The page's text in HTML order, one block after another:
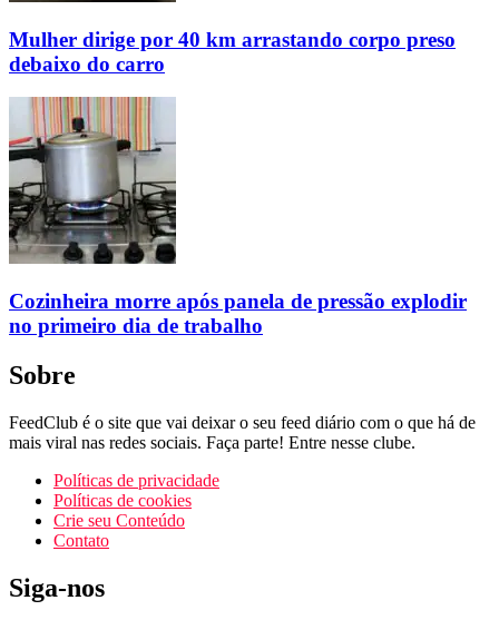
Mulher dirige por 40 km arrastando corpo preso
debaixo do carro
Cozinheira morre após panela de pressão explodir
no primeiro dia de trabalho
Sobre
FeedClub é o site que vai deixar o seu feed diário com o que há de
mais viral nas redes sociais. Faça parte! Entre nesse clube.
Políticas de privacidade
Políticas de cookies
Crie seu Conteúdo
Contato
Siga-nos